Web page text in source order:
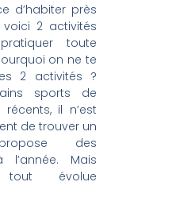
d’habiter près
voici 2 activités
toute
on ne te
2 activités ?
sports de
il n’est
de trouver un
des
l’année. Mais
évolue